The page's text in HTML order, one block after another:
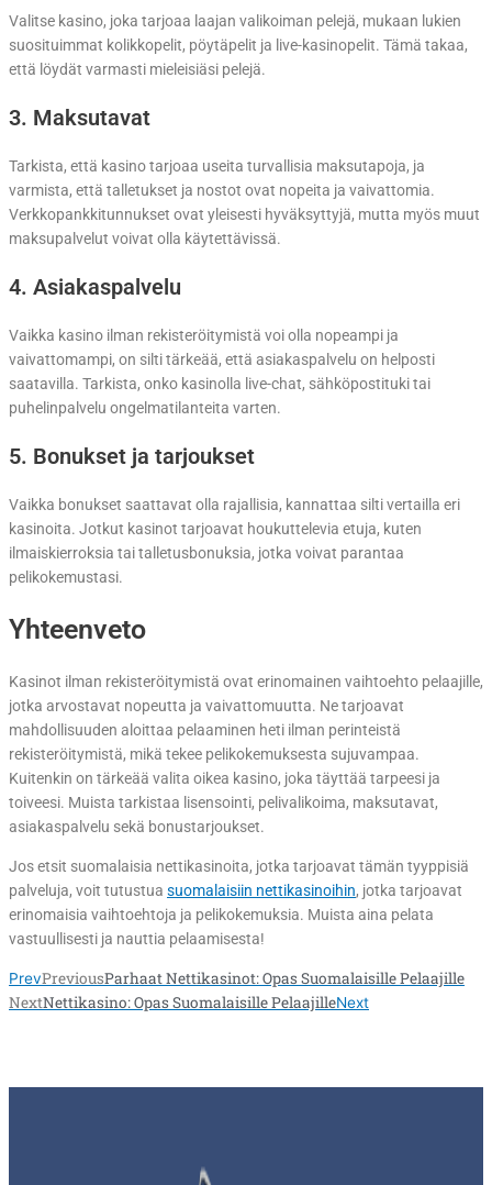
Valitse kasino, joka tarjoaa laajan valikoiman pelejä, mukaan lukien
suosituimmat kolikkopelit, pöytäpelit ja live-kasinopelit. Tämä takaa,
että löydät varmasti mieleisiäsi pelejä.
3. Maksutavat
Tarkista, että kasino tarjoaa useita turvallisia maksutapoja, ja
varmista, että talletukset ja nostot ovat nopeita ja vaivattomia.
Verkkopankkitunnukset ovat yleisesti hyväksyttyjä, mutta myös muut
maksupalvelut voivat olla käytettävissä.
4. Asiakaspalvelu
Vaikka kasino ilman rekisteröitymistä voi olla nopeampi ja
vaivattomampi, on silti tärkeää, että asiakaspalvelu on helposti
saatavilla. Tarkista, onko kasinolla live-chat, sähköpostituki tai
puhelinpalvelu ongelmatilanteita varten.
5. Bonukset ja tarjoukset
Vaikka bonukset saattavat olla rajallisia, kannattaa silti vertailla eri
kasinoita. Jotkut kasinot tarjoavat houkuttelevia etuja, kuten
ilmaiskierroksia tai talletusbonuksia, jotka voivat parantaa
pelikokemustasi.
Yhteenveto
Kasinot ilman rekisteröitymistä ovat erinomainen vaihtoehto pelaajille,
jotka arvostavat nopeutta ja vaivattomuutta. Ne tarjoavat
mahdollisuuden aloittaa pelaaminen heti ilman perinteistä
rekisteröitymistä, mikä tekee pelikokemuksesta sujuvampaa.
Kuitenkin on tärkeää valita oikea kasino, joka täyttää tarpeesi ja
toiveesi. Muista tarkistaa lisensointi, pelivalikoima, maksutavat,
asiakaspalvelu sekä bonustarjoukset.
Jos etsit suomalaisia nettikasinoita, jotka tarjoavat tämän tyyppisiä
palveluja, voit tutustua suomalaisiin nettikasinoihin, jotka tarjoavat
erinomaisia vaihtoehtoja ja pelikokemuksia. Muista aina pelata
vastuullisesti ja nauttia pelaamisesta!
PrevPreviousParhaat Nettikasinot: Opas Suomalaisille Pelaajille
NextNettikasino: Opas Suomalaisille PelaajilleNext